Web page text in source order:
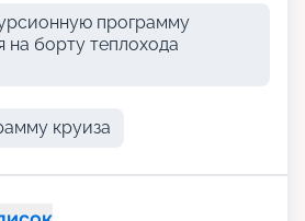
программу
на борту теплохода
круиза